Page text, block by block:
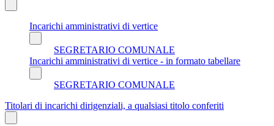
Incarichi amministrativi di vertice
SEGRETARIO COMUNALE
Incarichi amministrativi di vertice - in formato tabellare
SEGRETARIO COMUNALE
Titolari di incarichi dirigenziali, a qualsiasi titolo conferiti